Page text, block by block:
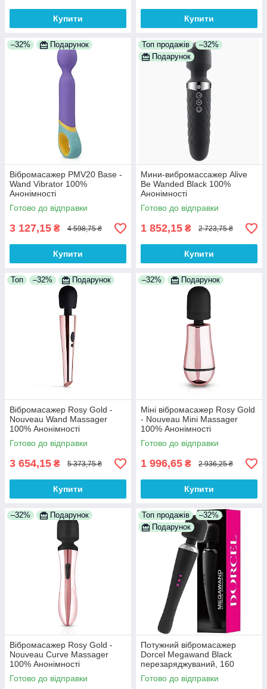
Купити Купити
–32% Подарунок
Вібромасажер PMV20 Base -
Wand Vibrator 100%
Анонімності
Готово до відправки
3 127,15 ₴ 4 598,75 ₴
Купити
Топ продажів
–32%
Подарунок
Мини-вибромассажер Alive
Be Wanded Black 100%
Анонімності
Готово до відправки
1 852,15 ₴ 2 723,75 ₴
Купити
Топ –32% Подарунок
Вібромасажер Rosy Gold -
Nouveau Wand Massager
100% Анонімності
Готово до відправки
3 654,15 ₴ 5 373,75 ₴
Купити
–32% Подарунок
Міні вібромасажер Rosy Gold
- Nouveau Mini Massager
100% Анонімності
Готово до відправки
1 996,65 ₴ 2 936,25 ₴
Купити
–32% Подарунок
Вібромасажер Rosy Gold -
Nouveau Curve Massager
100% Анонімності
Готово до відправки
Топ продажів
–32%
Подарунок
Потужний вібромасажер
Dorcel Megawand Black
перезаряджуваний, 160
режимів, гнучка голівка із
ніжного силікону
Готово до відправки